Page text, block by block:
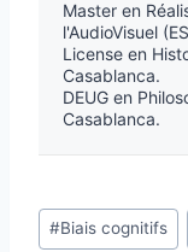
Master en
l'AudioVisuel
License en
Casablanca.
DEUG en
Casablanca.
#Biais cognitifs